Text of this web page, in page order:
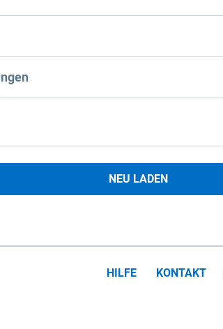
NEU LADEN
HILFE KONTAKT